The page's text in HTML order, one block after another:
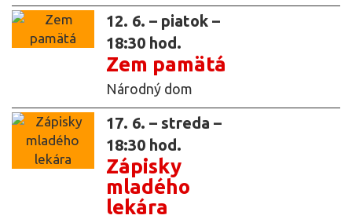
12. 6. – piatok –
18:30 hod.
Zem pamätá
Národný dom
17. 6. – streda –
18:30 hod.
Zápisky
mladého
lekára